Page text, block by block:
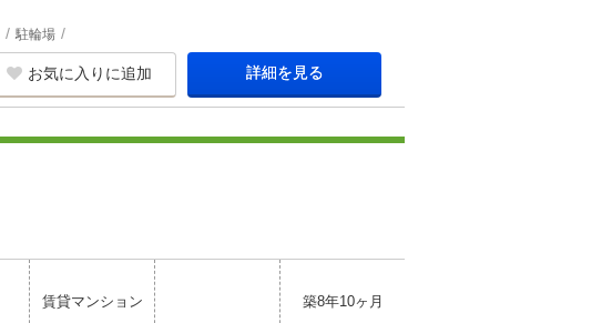
駐輪場
お気に入りに追加 詳細を見る
賃貸マンション 築8年10ヶ月